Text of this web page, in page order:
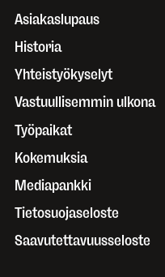
Asiakaslupaus
Historia
Yhteistyökyselyt
Vastuullisemmin ulkona
Työpaikat
Kokemuksia
Mediapankki
Tietosuojaseloste
Saavutettavuusseloste